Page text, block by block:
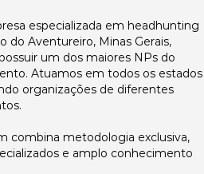
especializada em headhunting
do Aventureiro, Minas Gerais,
um dos maiores NPs do
Atuamos em todos os estados
organizações de diferentes
combina metodologia exclusiva,
e amplo conhecimento